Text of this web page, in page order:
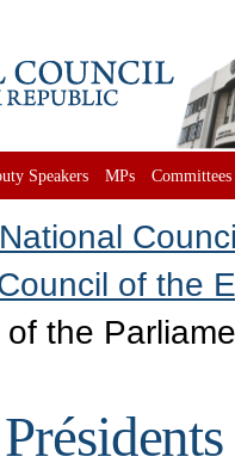
Speakers MPs Committees
National
of the
of the